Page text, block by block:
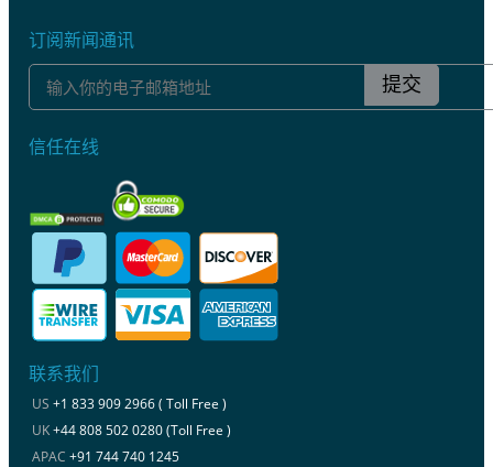
订阅新闻通讯
提交
信任在线
联系我们
US +1 833 909 2966 ( Toll Free )
UK+44 808 502 0280 (Toll Free )
APAC +91 744 740 1245